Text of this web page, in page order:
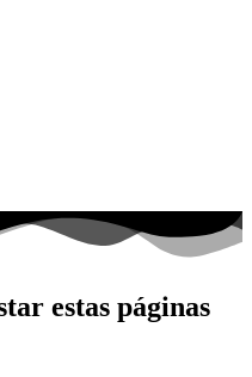
estas páginas